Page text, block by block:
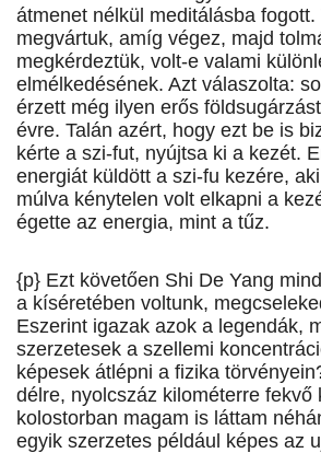
átmenet nélkül meditálásba fogott.
megvártuk, amíg végez, majd
megkérdeztük, volt-e valami
elmélkedésének. Azt válaszolta:
érzett még ilyen erős
évre. Talán azért, hogy ezt be is
kérte a szi-fut, nyújtsa ki a kezét.
energiát küldött a szi-fu kezére,
múlva kénytelen volt elkapni a
égette az energia, mint a tűz.
{p} Ezt követően Shi De Yang
a kíséretében voltunk,
Eszerint igazak azok a legendák,
szerzetesek a szellemi
képesek átlépni a fizika
délre, nyolcszáz kilométerre fekvő
kolostorban magam is láttam
egyik szerzetes például képes az